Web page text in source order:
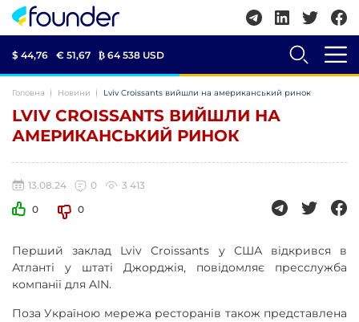
$ 44,76 € 51,67 ₿ 64 538 USD
Головна Новини Lviv Croissants вийшли на американський ринок
LVIV CROISSANTS ВИЙШЛИ НА
АМЕРИКАНСЬКИЙ РИНОК
13.08.24 0
3 413
0
0
Перший заклад Lviv Croissants у США відкрився в
Атланті у штаті Джорджія, повідомляє пресслужба
компанії для AIN.
Поза Україною мережа ресторанів також представлена